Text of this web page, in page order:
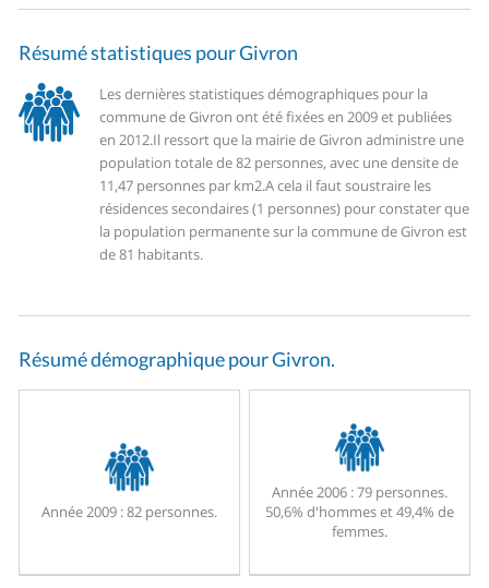
Résumé statistiques pour Givron
Les dernières statistiques démographiques pour la
commune de Givron ont été fixées en 2009 et publiées
en 2012.Il ressort que la mairie de Givron administre une
population totale de 82 personnes, avec une densite de
11,47 personnes par km2.A cela il faut soustraire les
résidences secondaires (1 personnes) pour constater que
la population permanente sur la commune de Givron est
de 81 habitants.
Résumé démographique pour Givron.
Année 2009 :82 personnes.
Année 2006 :79 personnes.
50,6% d'hommes et 49,4% de
femmes.